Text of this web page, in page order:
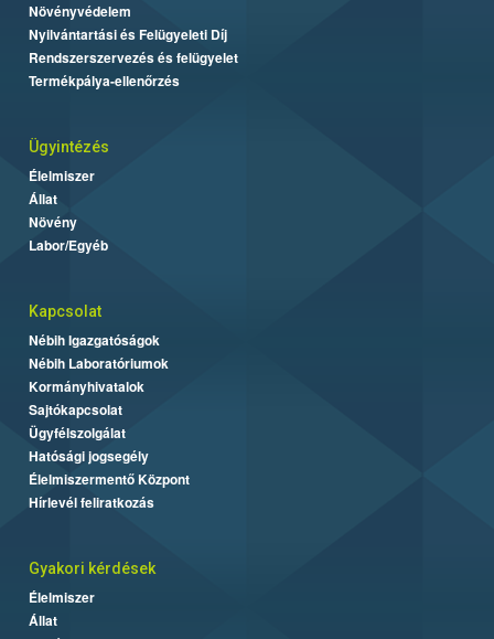
Növényvédelem
Nyilvántartási és Felügyeleti Díj
Rendszerszervezés és felügyelet
Termékpálya-ellenőrzés
Ügyintézés
Élelmiszer
Állat
Növény
Labor/Egyéb
Kapcsolat
Nébih Igazgatóságok
Nébih Laboratóriumok
Kormányhivatalok
Sajtókapcsolat
Ügyfélszolgálat
Hatósági jogsegély
Élelmiszermentő Központ
Hírlevél feliratkozás
Gyakori kérdések
Élelmiszer
Állat